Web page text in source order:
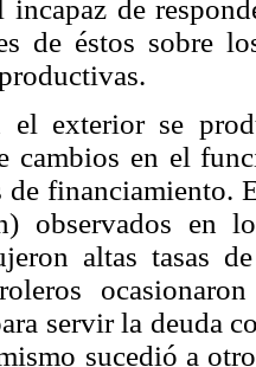
incapaz de
de éstos sobre
el exterior se
cambios en el
financiamiento.
observados en
altas tasas
servir la deuda
sucedió a